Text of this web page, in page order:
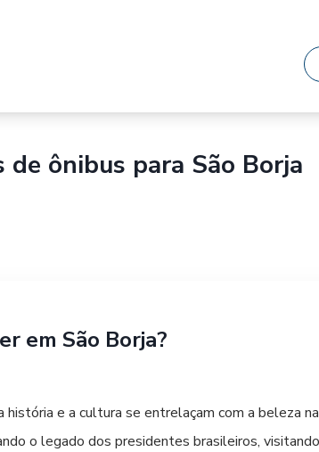
de ônibus para São Borja
em São Borja?
história e a cultura se entrelaçam com a beleza
o legado dos presidentes brasileiros,